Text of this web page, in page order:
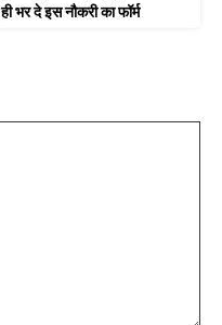
ही भर दे इस नौकरी का फॉर्म